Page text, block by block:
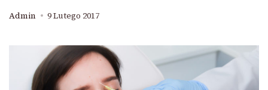
Admin 9 Lutego 2017